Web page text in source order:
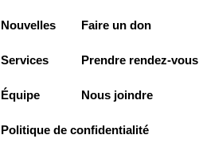
Nouvelles
Services
Équipe
Faire un don
Prendre rendez-vous
Nous joindre
Politique de confidentialité